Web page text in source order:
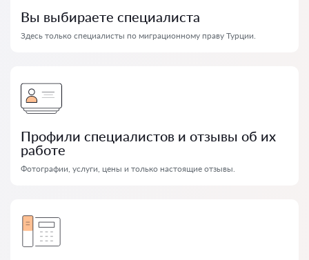
Вы выбираете специалиста
Здесь только специалисты по миграционному праву Турции.
Профили специалистов и отзывы об их
работе
Фотографии, услуги, цены и только настоящие отзывы.